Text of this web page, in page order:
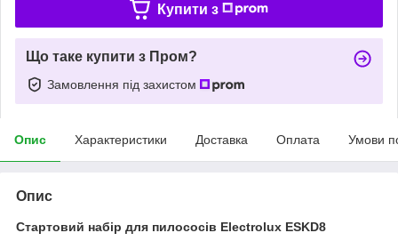
Купити з
Що таке купити з Пром?
Замовлення під захистом
Опис Характеристики Доставка Оплата Умови
Опис
Стартовий набір для пилососів Electrolux ESKD8